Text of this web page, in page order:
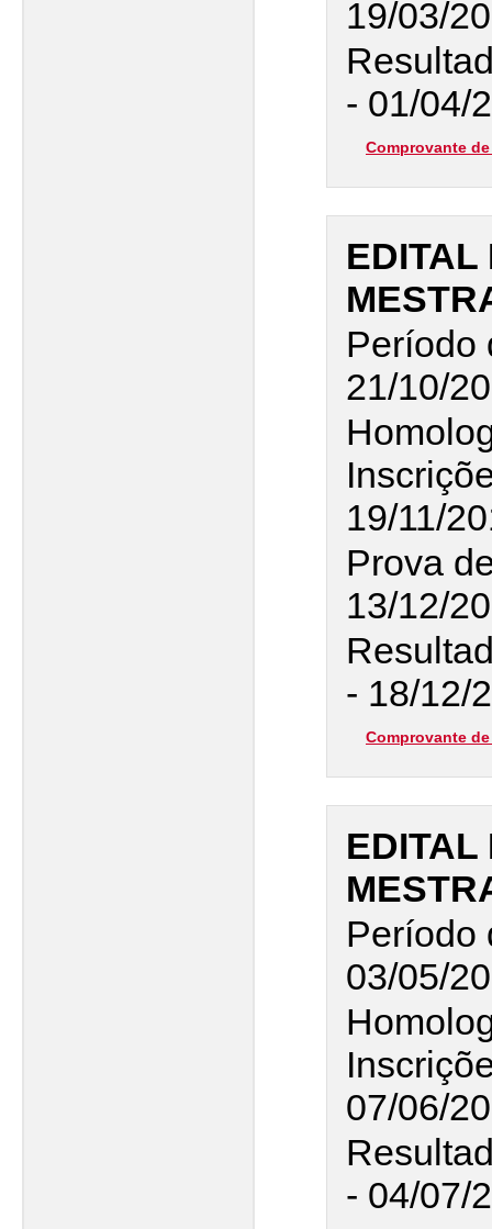
19/03/
- 01/04/
Comprovante
EDITAL
Período
21/10/
19/11/
Prova
13/12/
- 18/12/
Comprovante
EDITAL
Período
03/05/
07/06/
- 04/07/